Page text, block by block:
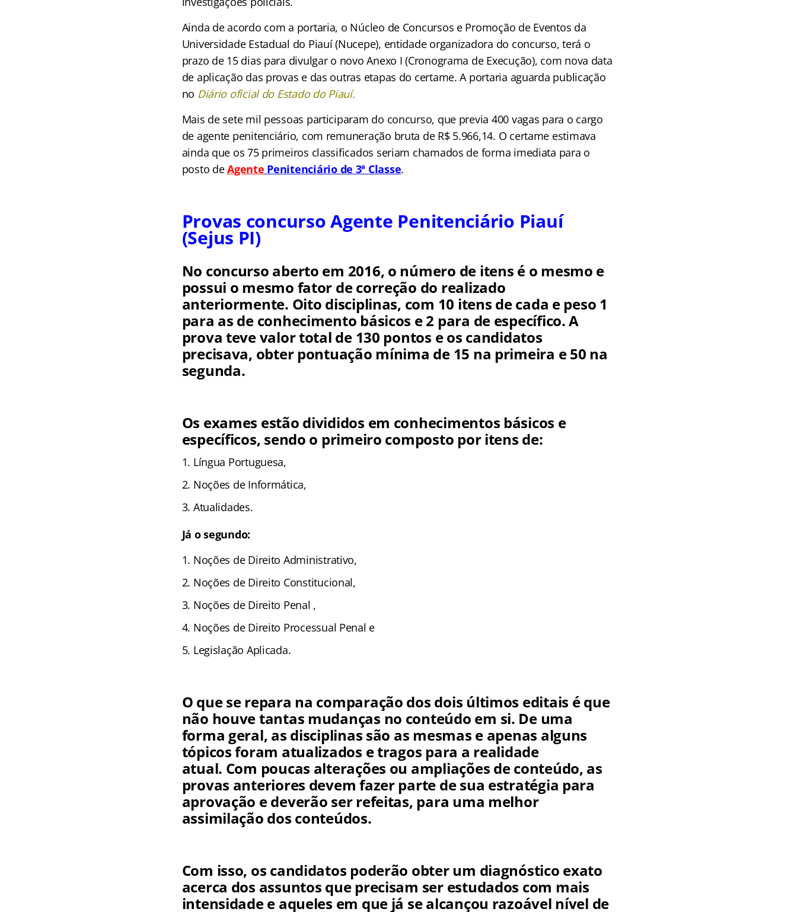
Ainda de acordo com a portaria, o Núcleo de Concursos e Promoção de Eventos da
Universidade Estadual do Piauí (Nucepe), entidade organizadora do concurso, terá o
prazo de 15 dias para divulgar o novo Anexo I (Cronograma de Execução), com nova data
de aplicação das provas e das outras etapas do certame. A portaria aguarda publicação
no Diário oficial do Estado do Piauí.
Mais de sete mil pessoas participaram do concurso, que previa 400 vagas para o cargo
de agente penitenciário, com remuneração bruta de R$ 5.966,14. O certame estimava
ainda que os 75 primeiros classificados seriam chamados de forma imediata para o
posto deAgente Penitenciário de 3ª Classe.
Provas concurso Agente Penitenciário Piauí
(Sejus PI)
No concurso aberto em 2016, o número de itens é o mesmo e
possui o mesmo fator de correção do realizado
anteriormente. Oito disciplinas, com 10 itens de cada e peso 1
para as de conhecimento básicos e 2 para de específico. A
prova teve valor total de 130 pontos e os candidatos
precisava, obter pontuação mínima de 15 na primeira e 50 na
segunda.
Os exames estão divididos em conhecimentos básicos e
específicos, sendo o primeiro composto por itens de:
Língua Portuguesa,
Noções de Informática,
Atualidades.
Já o segundo:
Noções de Direito Administrativo,
Noções de Direito Constitucional,
Noções de Direito Penal ,
Noções de Direito Processual Penal e
Legislação Aplicada.
O que se repara na comparação dos dois últimos editais é que
não houve tantas mudanças no conteúdo em si. De uma
forma geral, as disciplinas são as mesmas e apenas alguns
tópicos foram atualizados e tragos para a realidade
atual. Com poucas alterações ou ampliações de conteúdo, as
provas anteriores devem fazer parte de sua estratégia para
aprovação e deverão ser refeitas, para uma melhor
assimilação dos conteúdos.
Com isso, os candidatos poderão obter um diagnóstico exato
acerca dos assuntos que precisam ser estudados com mais
intensidade e aqueles em que já se alcançou razoável nível de